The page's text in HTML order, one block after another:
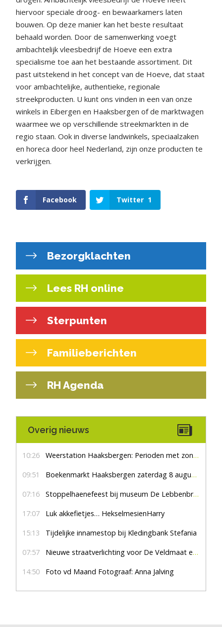
hiervoor speciale droog- en bewaarkamers laten
bouwen. Op deze manier kan het beste resultaat
behaald worden. Door de samenwerking voegt
ambachtelijk vleesbedrijf de Hoeve een extra
specialisme toe aan het bestaande assortiment. Dit
past uitstekend in het concept van de Hoeve, dat staat
voor ambachtelijke, authentieke, regionale
streekproducten. U kunt ons vinden in een van onze
winkels in Eibergen en Haaksbergen of de marktwagen
waarmee we op verschillende streekmarkten in de
regio staan. Ook in diverse landwinkels, speciaalzaken
en horeca door heel Nederland, zijn onze producten te
verkrijgen.
Facebook Twitter 1
Bezorgklachten
Lees RH online
Sterpunten
Familieberichten
RH Agenda
Overig nieuws
10:26 Weerstation Haaksbergen: Perioden met zon en droog
09:51 Boekenmarkt Haaksbergen zaterdag 8 augustus, marktplein Haaksbergen
07:16 Stoppelhaenefeest bij museum De Lebbenbrugge
17:07 Luk akkefietjes… HekselmesienHarry
15:13 Tijdelijke innamestop bij Kledingbank Stefania
07:57 Nieuwe straatverlichting voor De Veldmaat en De Pas
14:50 Foto vd Maand Fotograaf: Anna Jalving